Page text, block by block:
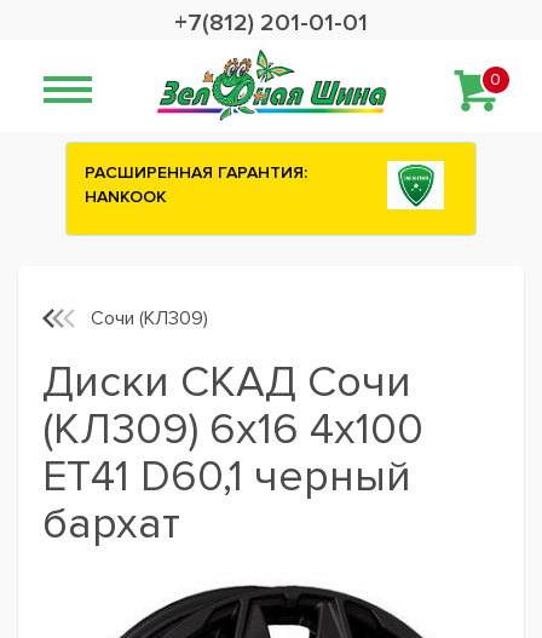
+7(812) 201-01-01
0
Сashback 2500 рублей на зимние
Сочи (КЛ309)
Диски СКАД Сочи
(КЛ309) 6x16 4x100
ET41 D60,1 черный
бархат